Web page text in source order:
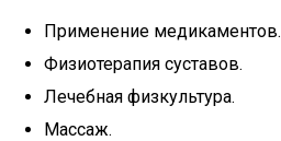
Применение медикаментов.
Физиотерапия суставов.
Лечебная физкультура.
Массаж.